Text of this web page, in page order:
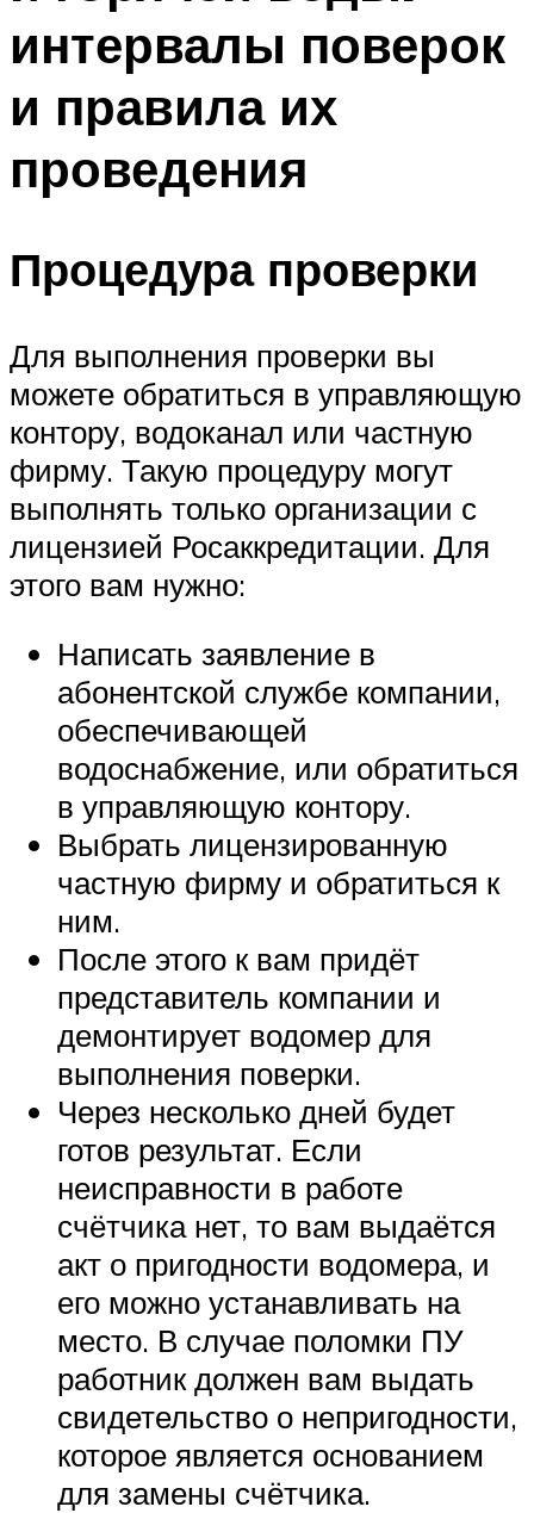
интервалы поверок
и правила их
проведения
Процедура проверки
Для выполнения проверки вы
можете обратиться в управляющую
контору, водоканал или частную
фирму. Такую процедуру могут
выполнять только организации с
лицензией Росаккредитации. Для
этого вам нужно:
Написать заявление в
абонентской службе компании,
обеспечивающей
водоснабжение, или обратиться
в управляющую контору.
Выбрать лицензированную
частную фирму и обратиться к
ним.
После этого к вам придёт
представитель компании и
демонтирует водомер для
выполнения поверки.
Через несколько дней будет
готов результат. Если
неисправности в работе
счётчика нет, то вам выдаётся
акт о пригодности водомера, и
его можно устанавливать на
место. В случае поломки ПУ
работник должен вам выдать
свидетельство о непригодности,
которое является основанием
для замены счётчика.